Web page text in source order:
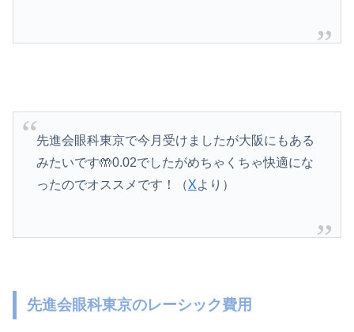
先進会眼科東京で今月受けましたが大阪にもある
みたいです🤲0.02でしたがめちゃくちゃ快適にな
ったのでオススメです！（Xより）
先進会眼科東京のレーシック費用